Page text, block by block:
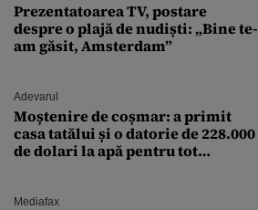
Prezentatoarea TV, postare
despre o plajă de nudiști: „Bine te-
am găsit, Amsterdam”
Adevarul
Moștenire de coșmar: a primit
casa tatălui și o datorie de 228.000
de dolari la apă pentru tot
Mediafax